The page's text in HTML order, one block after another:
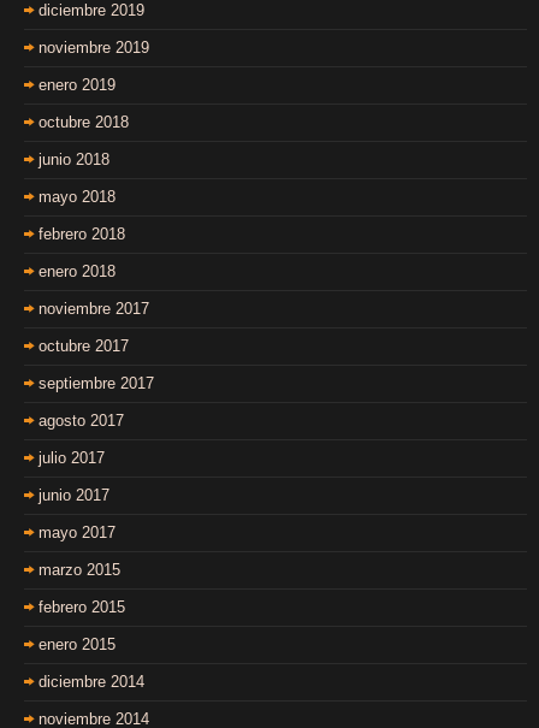
diciembre 2019
noviembre 2019
enero 2019
octubre 2018
junio 2018
mayo 2018
febrero 2018
enero 2018
noviembre 2017
octubre 2017
septiembre 2017
agosto 2017
julio 2017
junio 2017
mayo 2017
marzo 2015
febrero 2015
enero 2015
diciembre 2014
noviembre 2014